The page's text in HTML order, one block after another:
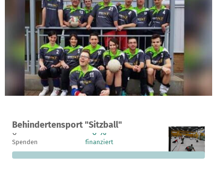
Behindertensport "Sitzball"
Ein Projekt in Leipzig, Deutschland
0
Spenden
0 %
finanziert
2.750 €
fehlen noch